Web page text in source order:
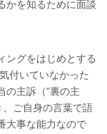
かを知るために面談
ングをはじめとする
付いていなかった
の主訴（"裏の主
ご自身の言葉で語
大事な能力なので